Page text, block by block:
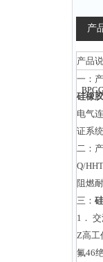
产
产品
一：
硅橡
电气
证系
二：
Q/
阻燃
三：
1．
Z高工
氟46